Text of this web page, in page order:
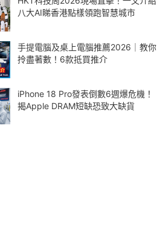
八大AI睇香港點樣領跑智慧城市
手提電腦及桌上電腦推薦2026｜教你
拎盡著數！6款抵買推介
iPhone 18 Pro發表倒數6週爆危機！
揭Apple DRAM短缺恐致大缺貨